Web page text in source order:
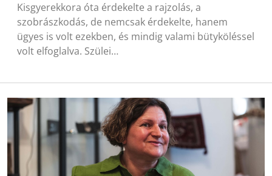
Kisgyerekkora óta érdekelte a rajzolás, a
szobrászkodás, de nemcsak érdekelte, hanem
ügyes is volt ezekben, és mindig valami bütyköléssel
volt elfoglalva. Szülei…